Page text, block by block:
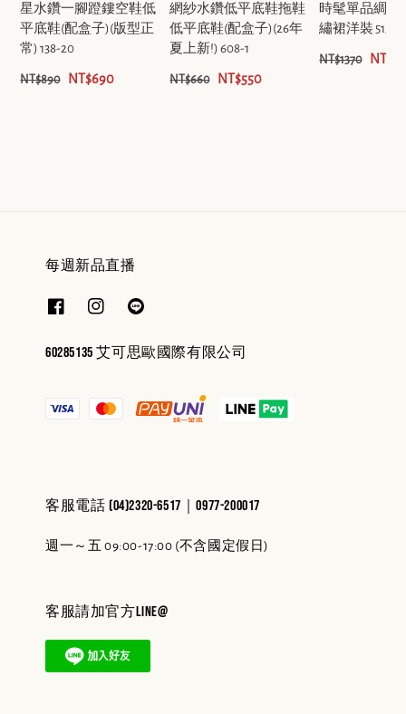
星水鑽一腳蹬鏤空鞋低
平底鞋(配盒子)(版型正
常) 138-20
NT$890 NT$690
網紗水鑽低平底鞋拖鞋
低平底鞋(配盒子)(26年
夏上新!) 608-1
NT$660 NT$550
時髦單品綢緞
繡裙洋裝 5152
NT$1370
每週新品直播
60285135 艾可思歐國際有限公司
客服電話 (04)2320-6517｜0977-200017
週一～五 09:00-17:00 (不含國定假日)
客服請加官方line@